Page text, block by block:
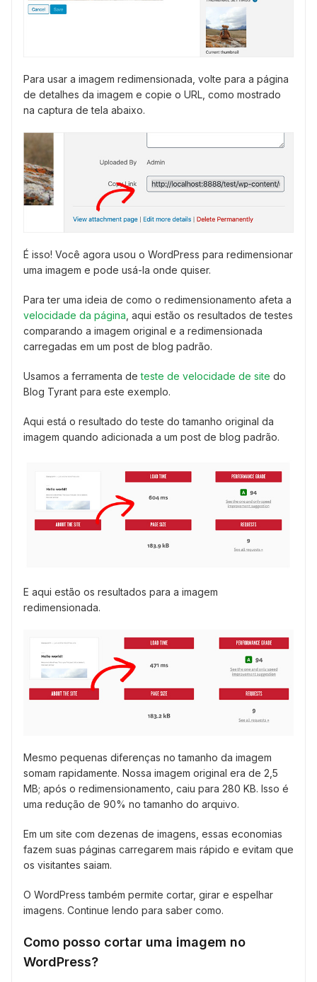
Para usar a imagem redimensionada, volte para a página
de detalhes da imagem e copie o URL, como mostrado
na captura de tela abaixo.
É isso! Você agora usou o WordPress para redimensionar
uma imagem e pode usá-la onde quiser.
Para ter uma ideia de como o redimensionamento afeta a
velocidade da página , aqui estão os resultados de testes
comparando a imagem original e a redimensionada
carregadas em um post de blog padrão.
Usamos a ferramenta deteste de velocidade de site do
Blog Tyrant para este exemplo.
Aqui está o resultado do teste do tamanho original da
imagem quando adicionada a um post de blog padrão.
E aqui estão os resultados para a imagem
redimensionada.
Mesmo pequenas diferenças no tamanho da imagem
somam rapidamente. Nossa imagem original era de 2,5
MB; após o redimensionamento, caiu para 280 KB. Isso é
uma redução de 90% no tamanho do arquivo.
Em um site com dezenas de imagens, essas economias
fazem suas páginas carregarem mais rápido e evitam que
os visitantes saiam.
O WordPress também permite cortar, girar e espelhar
imagens. Continue lendo para saber como.
Como posso cortar uma imagem no
WordPress?